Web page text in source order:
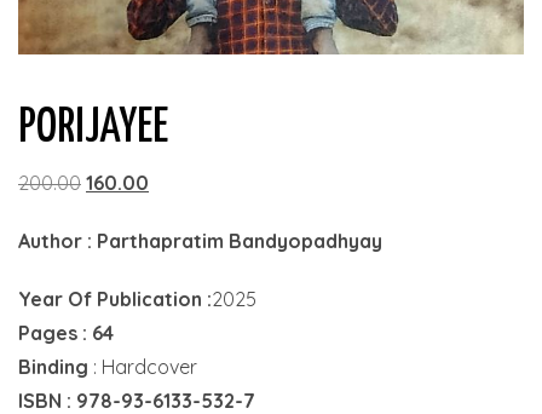
PORIJAYEE
200.00 Original
was:
160.00
is:
Author : Parthapratim Bandyopadhyay
Year Of Publication :2025
Pages : 64
Binding : Hardcover
ISBN : 978-93-6133-532-7